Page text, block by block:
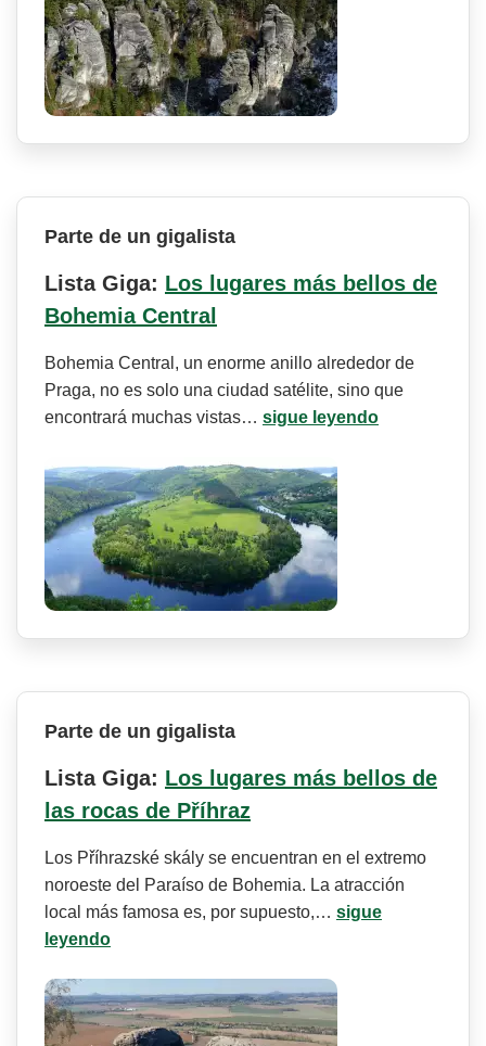
Parte de un gigalista
Lista Giga: Los lugares más bellos de
Bohemia Central
Bohemia Central, un enorme anillo alrededor de
Praga, no es solo una ciudad satélite, sino que
encontrará muchas vistas… sigue leyendo
Parte de un gigalista
Lista Giga: Los lugares más bellos de
las rocas de Příhraz
Los Příhrazské skály se encuentran en el extremo
noroeste del Paraíso de Bohemia. La atracción
local más famosa es, por supuesto,… sigue
leyendo